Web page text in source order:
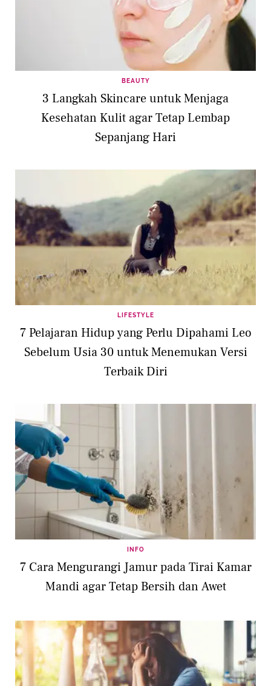
BEAUTY
3 Langkah Skincare untuk Menjaga
Kesehatan Kulit agar Tetap Lembap
Sepanjang Hari
LIFESTYLE
7 Pelajaran Hidup yang Perlu Dipahami Leo
Sebelum Usia 30 untuk Menemukan Versi
Terbaik Diri
INFO
7 Cara Mengurangi Jamur pada Tirai Kamar
Mandi agar Tetap Bersih dan Awet